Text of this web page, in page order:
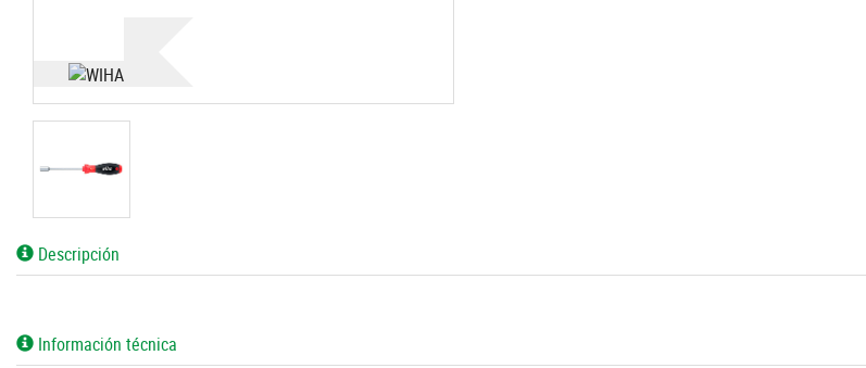
Descripción
Información técnica